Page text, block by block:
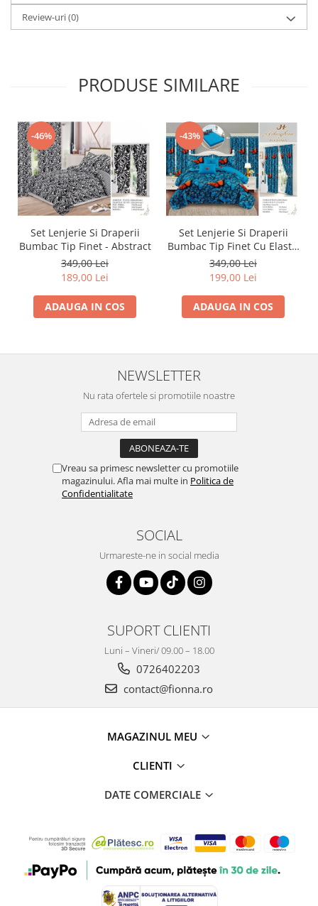
Review-uri(0)
PRODUSE SIMILARE
-46%
Set Lenjerie Si Draperii
Bumbac Tip Finet - Abstract
349,00 Lei
189,00 Lei
ADAUGA IN COS
-43%
Set Lenjerie Si Draperii
Bumbac Tip Finet Cu Elastic
- Dansul Fluturilor
349,00 Lei
199,00 Lei
ADAUGA IN COS
NEWSLETTER
Nu rata ofertele si promotiile noastre
Vreau sa primesc newsletter cu promotiile
magazinului. Afla mai multe in Politica de
Confidentialitate
SOCIAL
Urmareste-ne in social media
SUPORT CLIENTI
Luni – Vineri/ 09.00 – 18.00
0726402203
contact@fionna.ro
MAGAZINUL MEU
CLIENTI
DATE COMERCIALE